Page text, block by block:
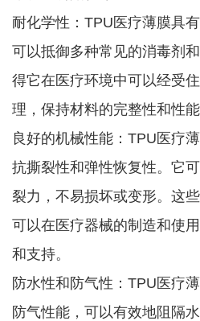
耐化学性：TPU医疗薄膜具
可以抵御多种常见的消毒剂
得它在医疗环境中可以经受
理，保持材料的完整性和性能
良好的机械性能：TPU医疗
抗撕裂性和弹性恢复性。它
裂力，不易损坏或变形。这
可以在医疗器械的制造和使
和支持。
防水性和防气性：TPU医疗
防气性能，可以有效地阻隔